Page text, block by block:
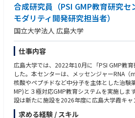
ditation standards and BSI requirements.
• Assessor Development and External
in, coach, and develop internal auditors and
suring timely qualification, continuous
erformance improvement, in collaboration
• Oversee workforce planning and
ction, well-being initiatives, and achievement
s.
• Manage annual budget delivery and cost
ated to accreditation acquisition and
• Ensure timely training, qualification
us improvement of auditor competency.
• Handle client complaints, incidents, and
合成研究員（PSI GMP教育研究セ
モダリティ開発研究担当者）
国立大学法人 広島大学
仕事内容
広島大学では、2022年10月に「PSI GMP教
した。本センターは、メッセンジャーRNA（
核酸やペプチドなど中分子を主体とした治験
MP)と３極対応GMP教育システムを実施しま
設は新たに施設を2026年度に広島大学霞キ
薬GMP製造（原薬製造、製剤化）はPSI
求める経験 / スキル